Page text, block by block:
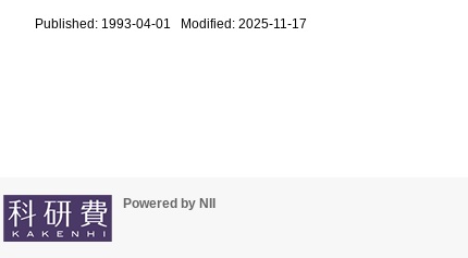
Published: 1993-04-01 Modified: 2025-11-17
Powered by NII